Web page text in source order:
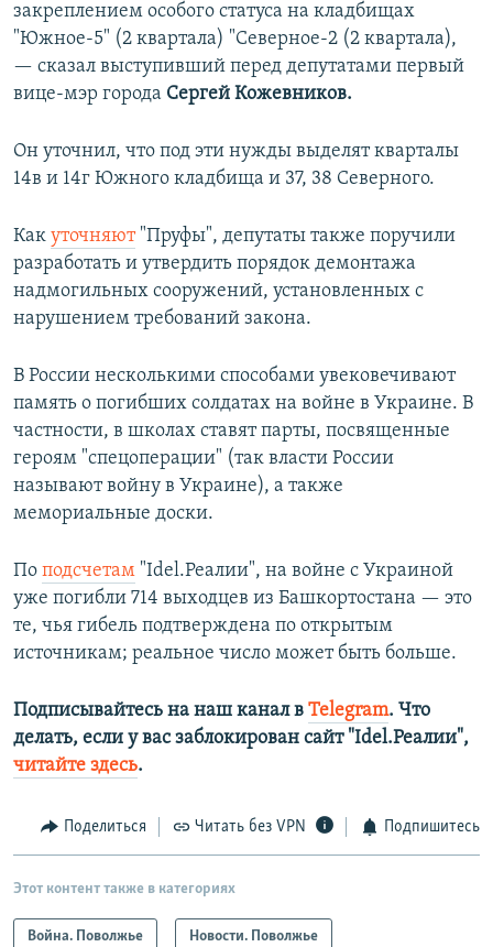
закреплением особого статуса на кладбищах
"Южное-5" (2 квартала) "Северное-2 (2 квартала),
— сказал выступивший перед депутатами первый
вице-мэр города Сергей Кожевников.
Он уточнил, что под эти нужды выделят кварталы
14в и 14г Южного кладбища и 37, 38 Северного.
Как уточняют"Пруфы", депутаты также поручили
разработать и утвердить порядок демонтажа
надмогильных сооружений, установленных с
нарушением требований закона.
В России несколькими способами увековечивают
память о погибших солдатах на войне в Украине. В
частности, в школах ставят парты, посвященные
героям "спецоперации" (так власти России
называют войну в Украине), а также
мемориальные доски.
По подсчетам "Idel.Реалии", на войне с Украиной
уже погибли 714 выходцев из Башкортостана — это
те, чья гибель подтверждена по открытым
источникам; реальное число может быть больше.
Подписывайтесь на наш канал в Telegram. Что
делать, если у вас заблокирован сайт "Idel.Реалии",
читайте здесь.
Поделиться Читать без VPN Подпишитесь
Этот контент также в категориях
Война. Поволжье Новости. Поволжье